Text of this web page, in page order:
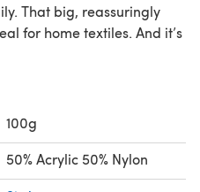
That big, reassuringly
for home textiles. And it’s
100g
50% Acrylic 50% Nylon